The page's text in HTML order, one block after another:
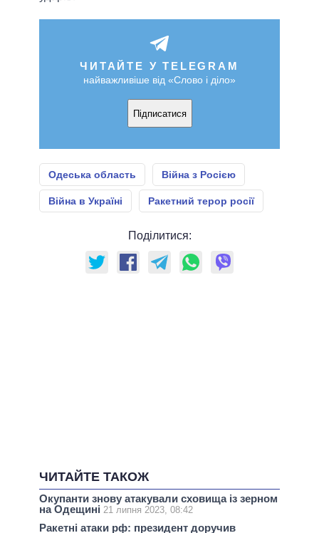
ЧИТАЙТЕ У TELEGRAM
найважливіше від «Слово і діло»
Підписатися
Одеська область Війна з Росією
Війна в Україні Ракетний терор росії
Поділитися:
ЧИТАЙТЕ ТАКОЖ
Окупанти знову атакували сховища із зерном
на Одещині 21 липня 2023, 08:42
Ракетні атаки рф: президент доручив